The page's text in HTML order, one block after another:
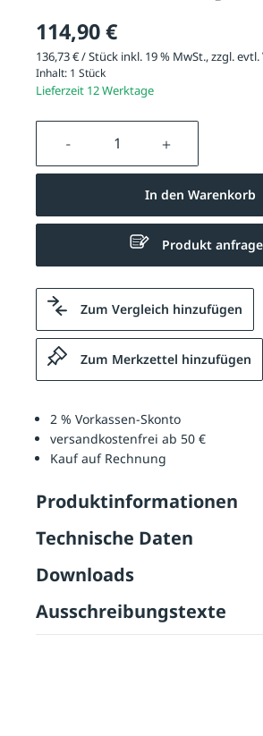
114,90 €
136,73 € / Stück inkl. 19 % MwSt., zzgl. evtl.
Inhalt: 1 Stück
Lieferzeit 12 Werktage
Produkt Anzahl: Gib
In den Warenkorb
Produkt
Zum Vergleich hinzufügen
Zum Merkzettel hinzufügen
2 % Vorkassen-Skonto
versandkostenfrei ab 50 €
Kauf auf Rechnung
Produktinformationen
Technische Daten
Downloads
Ausschreibungstexte